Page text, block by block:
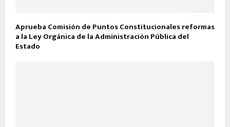
Aprueba Comisión de Puntos Constitucionales reformas
a la Ley Orgánica de la Administración Pública del
Estado